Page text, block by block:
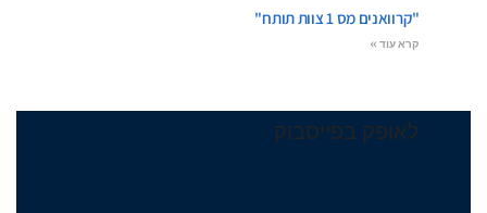
"קרוואנים מס 1 צוות תותח"
קרא עוד »
לאופק בפייסבוק